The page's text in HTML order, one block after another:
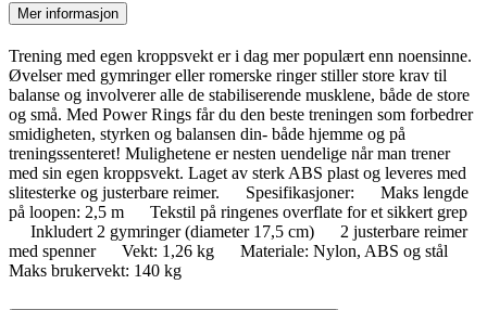
Mer informasjon
Trening med egen kroppsvekt er i dag mer populært enn noensinne.
Øvelser med gymringer eller romerske ringer stiller store krav til
balanse og involverer alle de stabiliserende musklene, både de store
og små. Med Power Rings får du den beste treningen som forbedrer
smidigheten, styrken og balansen din- både hjemme og på
treningssenteret! Mulighetene er nesten uendelige når man trener
med sin egen kroppsvekt. Laget av sterk ABS plast og leveres med
slitesterke og justerbare reimer. Spesifikasjoner: Maks lengde
på loopen: 2,5 m Tekstil på ringenes overflate for et sikkert grep
Inkludert 2 gymringer (diameter 17,5 cm) 2 justerbare reimer
med spenner Vekt: 1,26 kg Materiale: Nylon, ABS og stål
Maks brukervekt: 140 kg